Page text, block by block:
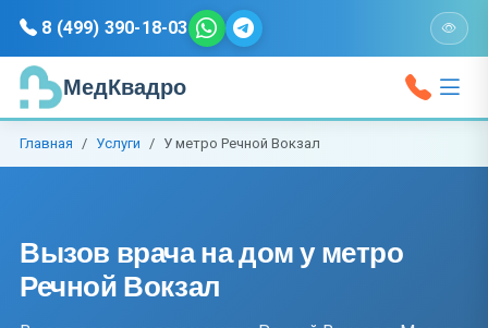
8 (499) 390-18-03
МедКвадро
Главная Услуги У метро Речной Вокзал
Вызов врача на дом у метро
Речной Вокзал